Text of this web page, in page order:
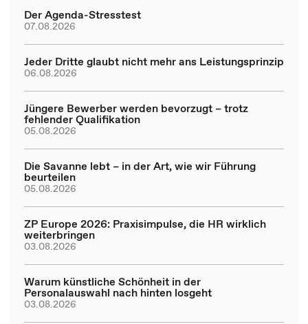
Der Agenda-Stresstest
07.08.2026
Jeder Dritte glaubt nicht mehr ans Leistungsprinzip
06.08.2026
Jüngere Bewerber werden bevorzugt – trotz
fehlender Qualifikation
05.08.2026
Die Savanne lebt – in der Art, wie wir Führung
beurteilen
05.08.2026
ZP Europe 2026: Praxisimpulse, die HR wirklich
weiterbringen
03.08.2026
Warum künstliche Schönheit in der
Personalauswahl nach hinten losgeht
03.08.2026